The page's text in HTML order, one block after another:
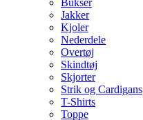
Bukser
Jakker
Kjoler
Nederdele
Overtøj
Skindtøj
Skjorter
Strik og Cardigans
T-Shirts
Toppe